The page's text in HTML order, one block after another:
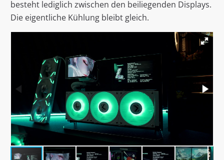
besteht lediglich zwischen den beiliegenden Displays.
Die eigentliche Kühlung bleibt gleich.